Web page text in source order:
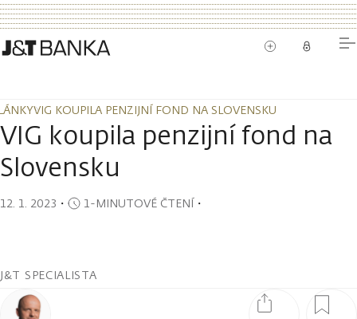
VIG KOUPILA PENZIJNÍ FOND NA SLOVENSKU
VIG KOUPILA PENZIJNÍ FOND NA SLOVENSKU
VIG koupila penzijní fond na
Slovensku
12. 1. 2023 ・ 1-MINUTOVÉ ČTENÍ・
J&T SPECIALISTA